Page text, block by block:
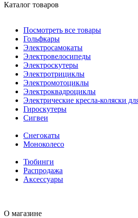
Каталог товаров
Посмотреть все товары
Гольфкары
Электросамокаты
Электровелосипеды
Электроскутеры
Электротрициклы
Электромотоциклы
Электроквадроциклы
Электрические кресла-коляски
Гироскутеры
Сигвеи
Снегокаты
Моноколесо
Тюбинги
Распродажа
Аксессуары
О магазине